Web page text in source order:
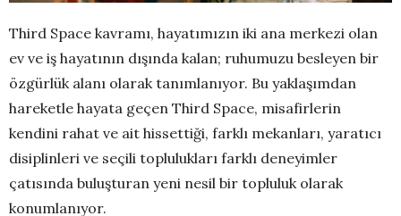
Third Space kavramı, hayatımızın iki ana merkezi olan
ev ve iş hayatının dışında kalan; ruhumuzu besleyen bir
özgürlük alanı olarak tanımlanıyor. Bu yaklaşımdan
hareketle hayata geçen Third Space, misafirlerin
kendini rahat ve ait hissettiği, farklı mekanları, yaratıcı
disiplinleri ve seçili toplulukları farklı deneyimler
çatısında buluşturan yeni nesil bir topluluk olarak
konumlanıyor.